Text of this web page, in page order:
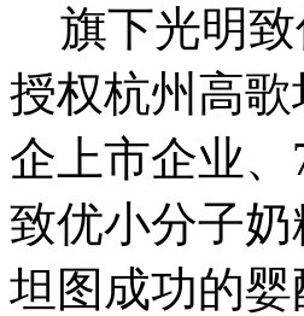
旗下光明
授权杭州高
企上市企业
致优小分子
坦图成功的